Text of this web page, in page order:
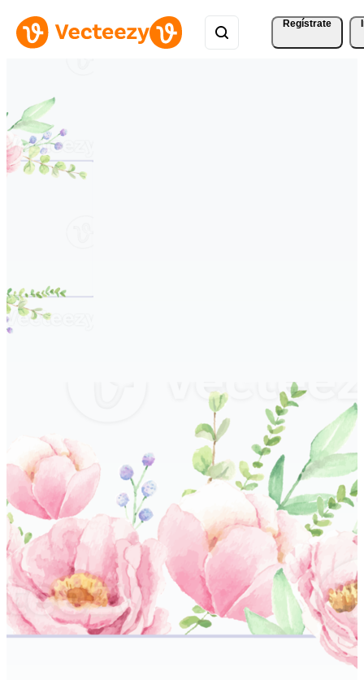
Regístrate